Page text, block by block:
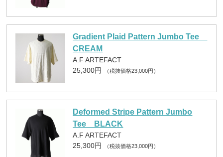
Gradient Plaid Pattern Jumbo Tee
CREAM
A.F ARTEFACT
25,300円
（税抜価格23,000円）
Deformed Stripe Pattern Jumbo
Tee BLACK
A.F ARTEFACT
25,300円
（税抜価格23,000円）